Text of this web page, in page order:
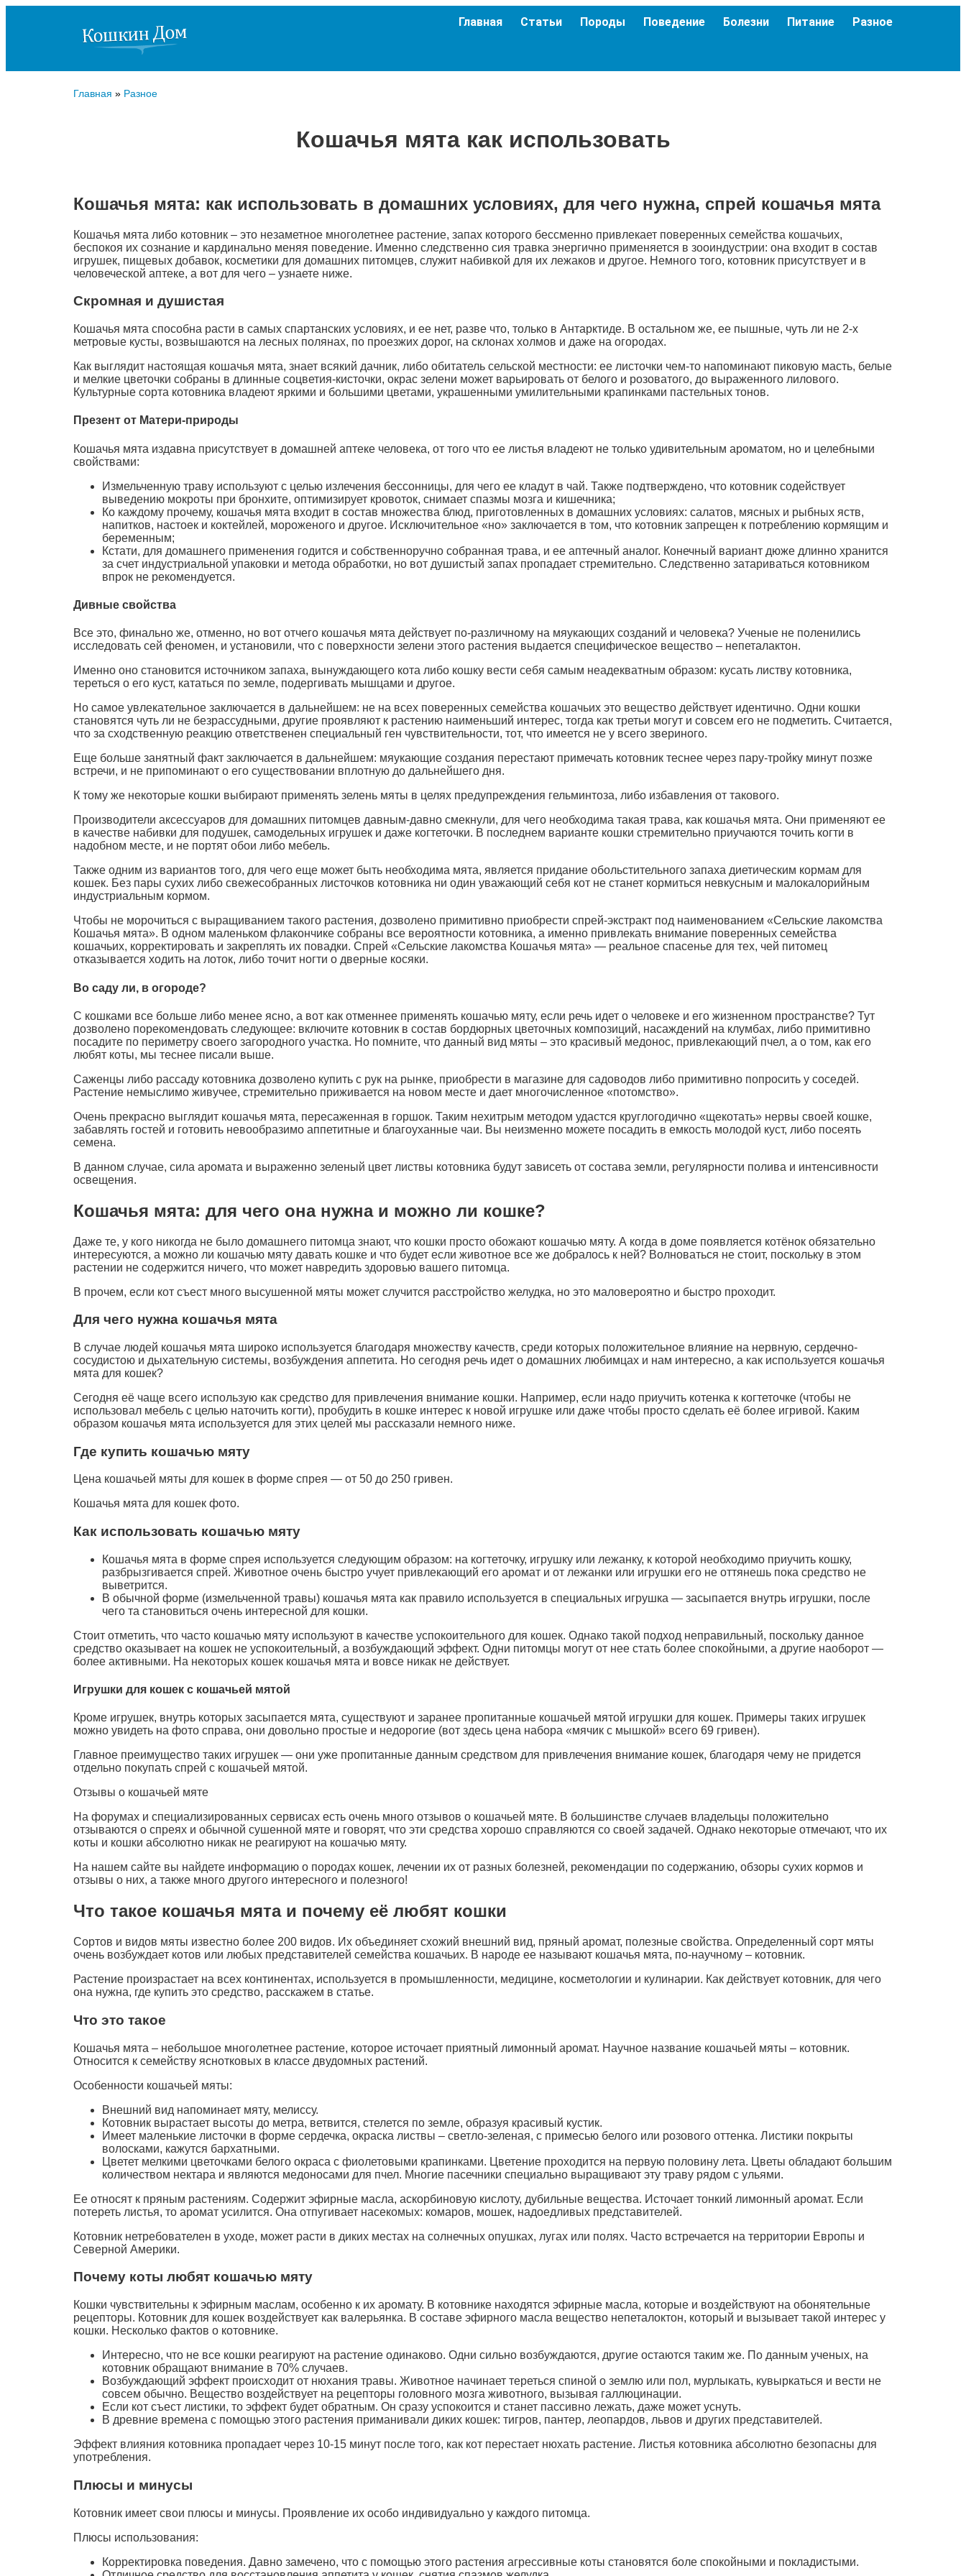
Главная Статьи Породы Поведение Болезни Питание Разное
Главная » Разное
Кошачья мята как использовать
Кошачья мята: как использовать в домашних условиях, для чего нужна, спрей кошачья мята
Кошачья мята либо котовник – это незаметное многолетнее растение, запах которого бессменно привлекает поверенных семейства кошачьих,
беспокоя их сознание и кардинально меняя поведение. Именно следственно сия травка энергично применяется в зооиндустрии: она входит в состав
игрушек, пищевых добавок, косметики для домашних питомцев, служит набивкой для их лежаков и другое. Немного того, котовник присутствует и в
человеческой аптеке, а вот для чего – узнаете ниже.
Скромная и душистая
Кошачья мята способна расти в самых спартанских условиях, и ее нет, разве что, только в Антарктиде. В остальном же, ее пышные, чуть ли не 2-х
метровые кусты, возвышаются на лесных полянах, по проезжих дорог, на склонах холмов и даже на огородах.
Как выглядит настоящая кошачья мята, знает всякий дачник, либо обитатель сельской местности: ее листочки чем-то напоминают пиковую масть, белые
и мелкие цветочки собраны в длинные соцветия-кисточки, окрас зелени может варьировать от белого и розоватого, до выраженного лилового.
Культурные сорта котовника владеют яркими и большими цветами, украшенными умилительными крапинками пастельных тонов.
Презент от Матери-природы
Кошачья мята издавна присутствует в домашней аптеке человека, от того что ее листья владеют не только удивительным ароматом, но и целебными
свойствами:
Измельченную траву используют с целью излечения бессонницы, для чего ее кладут в чай. Также подтверждено, что котовник содействует
выведению мокроты при бронхите, оптимизирует кровоток, снимает спазмы мозга и кишечника;
Ко каждому прочему, кошачья мята входит в состав множества блюд, приготовленных в домашних условиях: салатов, мясных и рыбных яств,
напитков, настоек и коктейлей, мороженого и другое. Исключительное «но» заключается в том, что котовник запрещен к потреблению кормящим и
беременным;
Кстати, для домашнего применения годится и собственноручно собранная трава, и ее аптечный аналог. Конечный вариант дюже длинно хранится
за счет индустриальной упаковки и метода обработки, но вот душистый запах пропадает стремительно. Следственно затариваться котовником
впрок не рекомендуется.
Дивные свойства
Все это, финально же, отменно, но вот отчего кошачья мята действует по-различному на мяукающих созданий и человека? Ученые не поленились
исследовать сей феномен, и установили, что с поверхности зелени этого растения выдается специфическое вещество – непеталактон.
Именно оно становится источником запаха, вынуждающего кота либо кошку вести себя самым неадекватным образом: кусать листву котовника,
тереться о его куст, кататься по земле, подергивать мышцами и другое.
Но самое увлекательное заключается в дальнейшем: не на всех поверенных семейства кошачьих это вещество действует идентично. Одни кошки
становятся чуть ли не безрассудными, другие проявляют к растению наименьший интерес, тогда как третьи могут и совсем его не подметить. Считается,
что за сходственную реакцию ответственен специальный ген чувствительности, тот, что имеется не у всего звериного.
Еще больше занятный факт заключается в дальнейшем: мяукающие создания перестают примечать котовник теснее через пару-тройку минут позже
встречи, и не припоминают о его существовании вплотную до дальнейшего дня.
К тому же некоторые кошки выбирают применять зелень мяты в целях предупреждения гельминтоза, либо избавления от такового.
Производители аксессуаров для домашних питомцев давным-давно смекнули, для чего необходима такая трава, как кошачья мята. Они применяют ее
в качестве набивки для подушек, самодельных игрушек и даже когтеточки. В последнем варианте кошки стремительно приучаются точить когти в
надобном месте, и не портят обои либо мебель.
Также одним из вариантов того, для чего еще может быть необходима мята, является придание обольстительного запаха диетическим кормам для
кошек. Без пары сухих либо свежесобранных листочков котовника ни один уважающий себя кот не станет кормиться невкусным и малокалорийным
индустриальным кормом.
Чтобы не морочиться с выращиванием такого растения, дозволено примитивно приобрести спрей-экстракт под наименованием «Сельские лакомства
Кошачья мята». В одном маленьком флакончике собраны все вероятности котовника, а именно привлекать внимание поверенных семейства
кошачьих, корректировать и закреплять их повадки. Спрей «Сельские лакомства Кошачья мята» — реальное спасенье для тех, чей питомец
отказывается ходить на лоток, либо точит ногти о дверные косяки.
Во саду ли, в огороде?
С кошками все больше либо менее ясно, а вот как отменнее применять кошачью мяту, если речь идет о человеке и его жизненном пространстве? Тут
дозволено порекомендовать следующее: включите котовник в состав бордюрных цветочных композиций, насаждений на клумбах, либо примитивно
посадите по периметру своего загородного участка. Но помните, что данный вид мяты – это красивый медонос, привлекающий пчел, а о том, как его
любят коты, мы теснее писали выше.
Саженцы либо рассаду котовника дозволено купить с рук на рынке, приобрести в магазине для садоводов либо примитивно попросить у соседей.
Растение немыслимо живучее, стремительно приживается на новом месте и дает многочисленное «потомство».
Очень прекрасно выглядит кошачья мята, пересаженная в горшок. Таким нехитрым методом удастся круглогодично «щекотать» нервы своей кошке,
забавлять гостей и готовить невообразимо аппетитные и благоуханные чаи. Вы неизменно можете посадить в емкость молодой куст, либо посеять
семена.
В данном случае, сила аромата и выраженно зеленый цвет листвы котовника будут зависеть от состава земли, регулярности полива и интенсивности
освещения.
Кошачья мята: для чего она нужна и можно ли кошке?
Даже те, у кого никогда не было домашнего питомца знают, что кошки просто обожают кошачью мяту. А когда в доме появляется котёнок обязательно
интересуются, а можно ли кошачью мяту давать кошке и что будет если животное все же добралось к ней? Волноваться не стоит, поскольку в этом
растении не содержится ничего, что может навредить здоровью вашего питомца.
В прочем, если кот съест много высушенной мяты может случится расстройство желудка, но это маловероятно и быстро проходит.
Для чего нужна кошачья мята
В случае людей кошачья мята широко используется благодаря множеству качеств, среди которых положительное влияние на нервную, сердечно-
сосудистою и дыхательную системы, возбуждения аппетита. Но сегодня речь идет о домашних любимцах и нам интересно, а как используется кошачья
мята для кошек?
Сегодня её чаще всего использую как средство для привлечения внимание кошки. Например, если надо приучить котенка к когтеточке (чтобы не
использовал мебель с целью наточить когти), пробудить в кошке интерес к новой игрушке или даже чтобы просто сделать её более игривой. Каким
образом кошачья мята используется для этих целей мы рассказали немного ниже.
Где купить кошачью мяту
Цена кошачьей мяты для кошек в форме спрея — от 50 до 250 гривен.
Кошачья мята для кошек фото.
Как использовать кошачью мяту
Кошачья мята в форме спрея используется следующим образом: на когтеточку, игрушку или лежанку, к которой необходимо приучить кошку,
разбрызгивается спрей. Животное очень быстро учует привлекающий его аромат и от лежанки или игрушки его не оттянешь пока средство не
выветрится.
В обычной форме (измельченной травы) кошачья мята как правило используется в специальных игрушка — засыпается внутрь игрушки, после
чего та становиться очень интересной для кошки.
Стоит отметить, что часто кошачью мяту используют в качестве успокоительного для кошек. Однако такой подход неправильный, поскольку данное
средство оказывает на кошек не успокоительный, а возбуждающий эффект. Одни питомцы могут от нее стать более спокойными, а другие наоборот —
более активными. На некоторых кошек кошачья мята и вовсе никак не действует.
Игрушки для кошек с кошачьей мятой
Кроме игрушек, внутрь которых засыпается мята, существуют и заранее пропитанные кошачьей мятой игрушки для кошек. Примеры таких игрушек
можно увидеть на фото справа, они довольно простые и недорогие (вот здесь цена набора «мячик с мышкой» всего 69 гривен).
Главное преимущество таких игрушек — они уже пропитанные данным средством для привлечения внимание кошек, благодаря чему не придется
отдельно покупать спрей с кошачьей мятой.
Отзывы о кошачьей мяте
На форумах и специализированных сервисах есть очень много отзывов о кошачьей мяте. В большинстве случаев владельцы положительно
отзываются о спреях и обычной сушенной мяте и говорят, что эти средства хорошо справляются со своей задачей. Однако некоторые отмечают, что их
коты и кошки абсолютно никак не реагируют на кошачью мяту.
На нашем сайте вы найдете информацию о породах кошек, лечении их от разных болезней, рекомендации по содержанию, обзоры сухих кормов и
отзывы о них, а также много другого интересного и полезного!
Что такое кошачья мята и почему её любят кошки
Сортов и видов мяты известно более 200 видов. Их объединяет схожий внешний вид, пряный аромат, полезные свойства. Определенный сорт мяты
очень возбуждает котов или любых представителей семейства кошачьих. В народе ее называют кошачья мята, по-научному – котовник.
Растение произрастает на всех континентах, используется в промышленности, медицине, косметологии и кулинарии. Как действует котовник, для чего
она нужна, где купить это средство, расскажем в статье.
Что это такое
Кошачья мята – небольшое многолетнее растение, которое источает приятный лимонный аромат. Научное название кошачьей мяты – котовник.
Относится к семейству яснотковых в классе двудомных растений.
Особенности кошачьей мяты:
Внешний вид напоминает мяту, мелиссу.
Котовник вырастает высоты до метра, ветвится, стелется по земле, образуя красивый кустик.
Имеет маленькие листочки в форме сердечка, окраска листвы – светло-зеленая, с примесью белого или розового оттенка. Листики покрыты
волосками, кажутся бархатными.
Цветет мелкими цветочками белого окраса с фиолетовыми крапинками. Цветение проходится на первую половину лета. Цветы обладают большим
количеством нектара и являются медоносами для пчел. Многие пасечники специально выращивают эту траву рядом с ульями.
Ее относят к пряным растениям. Содержит эфирные масла, аскорбиновую кислоту, дубильные вещества. Источает тонкий лимонный аромат. Если
потереть листья, то аромат усилится. Она отпугивает насекомых: комаров, мошек, надоедливых представителей.
Котовник нетребователен в уходе, может расти в диких местах на солнечных опушках, лугах или полях. Часто встречается на территории Европы и
Северной Америки.
Почему коты любят кошачью мяту
Кошки чувствительны к эфирным маслам, особенно к их аромату. В котовнике находятся эфирные масла, которые и воздействуют на обонятельные
рецепторы. Котовник для кошек воздействует как валерьянка. В составе эфирного масла вещество непеталоктон, который и вызывает такой интерес у
кошки. Несколько фактов о котовнике.
Интересно, что не все кошки реагируют на растение одинаково. Одни сильно возбуждаются, другие остаются таким же. По данным ученых, на
котовник обращают внимание в 70% случаев.
Возбуждающий эффект происходит от нюхания травы. Животное начинает тереться спиной о землю или пол, мурлыкать, кувыркаться и вести не
совсем обычно. Вещество воздействует на рецепторы головного мозга животного, вызывая галлюцинации.
Если кот съест листики, то эффект будет обратным. Он сразу успокоится и станет пассивно лежать, даже может уснуть.
В древние времена с помощью этого растения приманивали диких кошек: тигров, пантер, леопардов, львов и других представителей.
Эффект влияния котовника пропадает через 10-15 минут после того, как кот перестает нюхать растение. Листья котовника абсолютно безопасны для
употребления.
Плюсы и минусы
Котовник имеет свои плюсы и минусы. Проявление их особо индивидуально у каждого питомца.
Плюсы использования:
Корректировка поведения. Давно замечено, что с помощью этого растения агрессивные коты становятся боле спокойными и покладистыми.